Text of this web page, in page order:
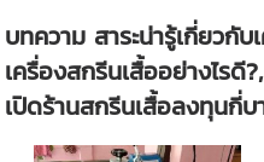
บทความ สาระน่ารู้เกี่ยวกั
เครื่องสกรีนเสื้ออย่างไรดี
เปิดร้านสกรีนเสื้อลงทุนกี่บ